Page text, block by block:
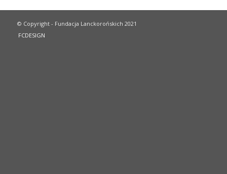
© Copyright - Fundacja Lanckorońskich 2021
FCDESIGN